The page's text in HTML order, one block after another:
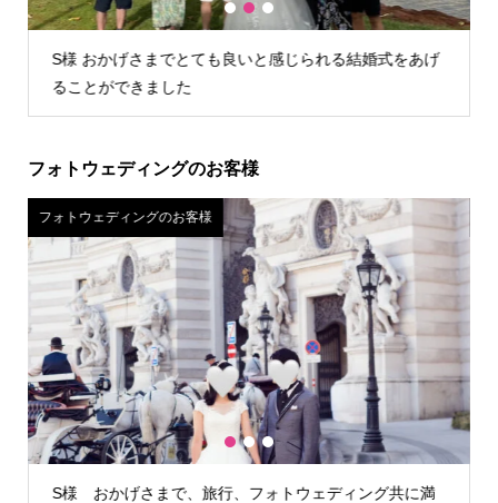
U様 店舗が遠かったので自宅試着しましたが、問題なく
試着できお値段含めてこちらに決めました。
1 2 3
フォトウェディングのお客様
H様 カメラマンさんが雨の降らない時間を見計らって外
フォトウェディングのお客様
1 2 3